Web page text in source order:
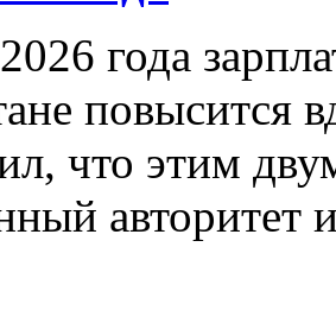
года
повысится
что этим